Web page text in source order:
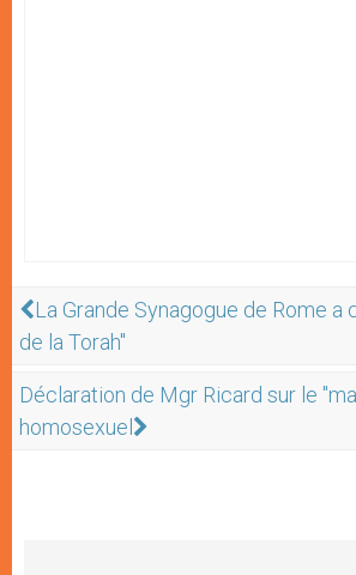
La Grande Synagogue de Rome a
de la Torah"
Déclaration de Mgr Ricard sur le
homosexuel